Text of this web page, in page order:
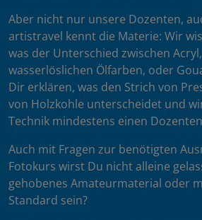
Aber nicht nur unsere Dozenten,
artistravel kennt die Materie: Wir
was der Unterschied zwischen
wasserlöslichen Ölfarben, oder
Dir erklären, was den Strich von
von Holzkohle unterscheidet und
Technik mindestens einen
Auch mit Fragen zur benötigten
Fotokurs wirst Du nicht alleine
gehobenes Amateurmaterial oder
Standard sein?